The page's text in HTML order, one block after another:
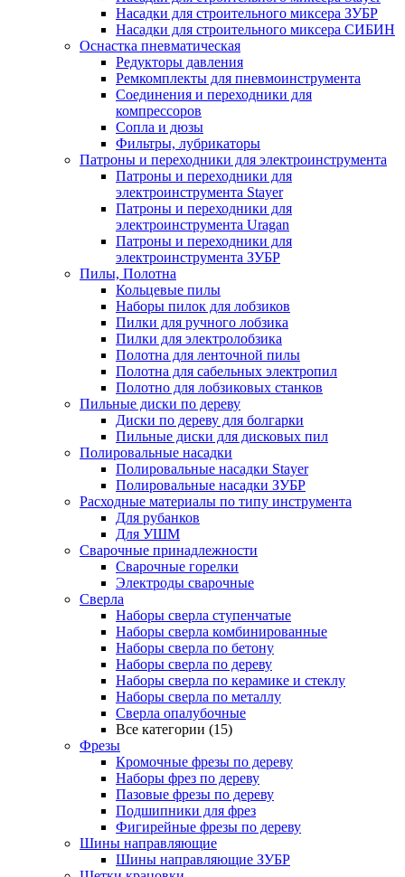
Насадки для строительного миксера ЗУБР
Насадки для строительного миксера СИБИН
Оснастка пневматическая
Редукторы давления
Ремкомплекты для пневмоинструмента
Соединения и переходники для
компрессоров
Сопла и дюзы
Фильтры, лубрикаторы
Патроны и переходники для электроинструмента
Патроны и переходники для
электроинструмента Stayer
Патроны и переходники для
электроинструмента Uragan
Патроны и переходники для
электроинструмента ЗУБР
Пилы, Полотна
Кольцевые пилы
Наборы пилок для лобзиков
Пилки для ручного лобзика
Пилки для электролобзика
Полотна для ленточной пилы
Полотна для сабельных электропил
Полотно для лобзиковых станков
Пильные диски по дереву
Диски по дереву для болгарки
Пильные диски для дисковых пил
Полировальные насадки
Полировальные насадки Stayer
Полировальные насадки ЗУБР
Расходные материалы по типу инструмента
Для рубанков
Для УШМ
Сварочные принадлежности
Сварочные горелки
Электроды сварочные
Сверла
Наборы cверла ступенчатые
Наборы сверла комбинированные
Наборы сверла по бетону
Наборы сверла по дереву
Наборы сверла по керамике и стеклу
Наборы сверла по металлу
Сверла опалубочные
Все категории (15)
Фрезы
Кромочные фрезы по дереву
Наборы фрез по дереву
Пазовые фрезы по дереву
Подшипники для фрез
Фигирейные фрезы по дереву
Шины направляющие
Шины направляющие ЗУБР